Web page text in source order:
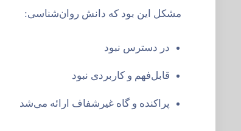
مشکل این بود که دانش روان‌شناسی:
در دسترس نبود
قابل‌فهم و کاربردی نبود
پراکنده و گاه غیرشفاف ارائه می‌شد